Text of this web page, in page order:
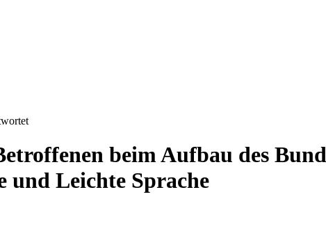
beim Aufbau des
und Leichte Sprache